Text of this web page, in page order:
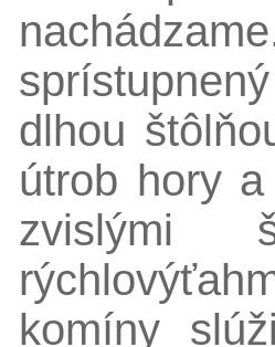
dlhou
útrob hory
zvislými
komíny